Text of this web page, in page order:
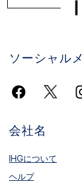
ソーシャル
会社名
IHGについて
ヘルプ